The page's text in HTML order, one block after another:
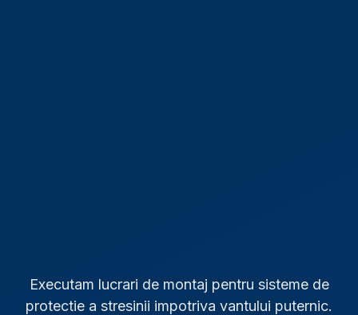
Executam lucrari de montaj pentru sisteme de
protectie a stresinii impotriva vantului puternic.